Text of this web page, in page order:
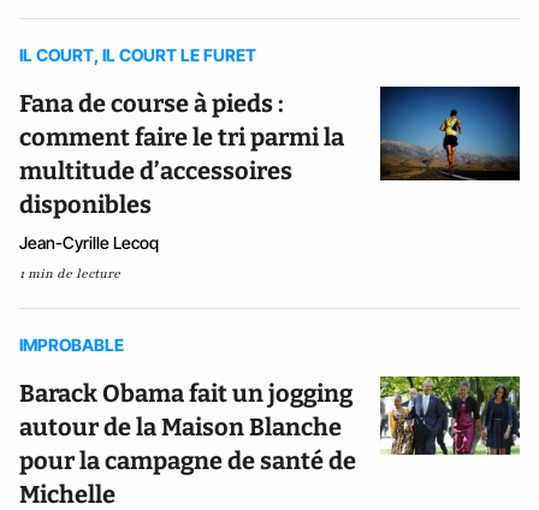
IL COURT, IL COURT LE FURET
Fana de course à pieds :
comment faire le tri parmi la
multitude d’accessoires
disponibles
Jean-Cyrille Lecoq
1 min de lecture
IMPROBABLE
Barack Obama fait un jogging
autour de la Maison Blanche
pour la campagne de santé de
Michelle